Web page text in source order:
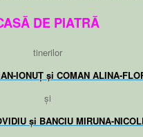
DE PIATRĂ
tinerilor
IONUȚ și COMAN ALINA-
și
și BANCIU MIRUNA-